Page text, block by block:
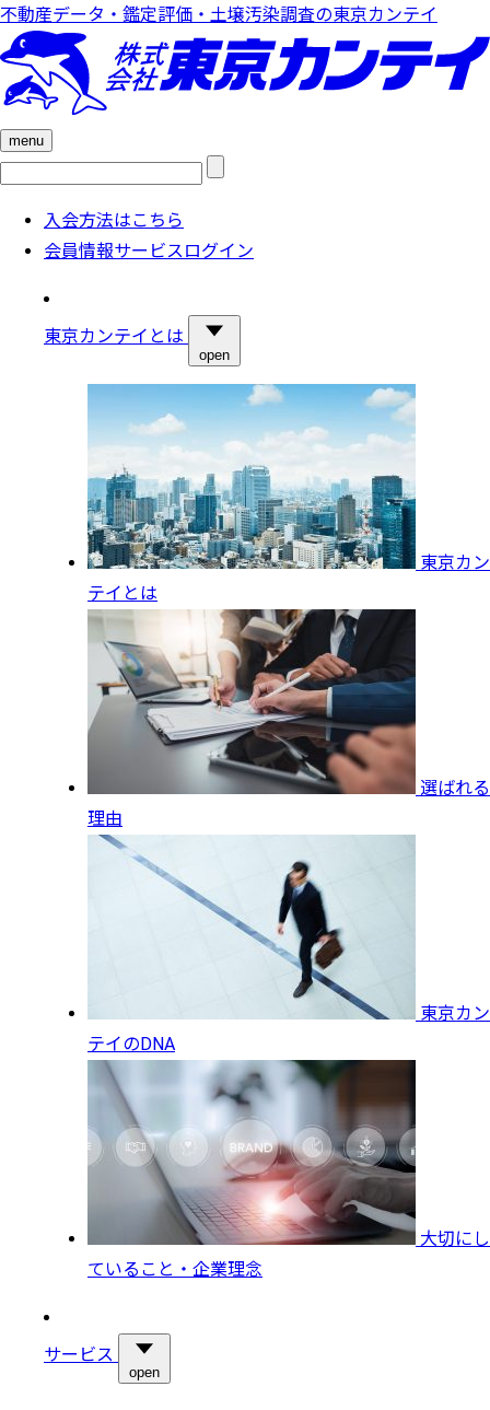
不動産データ・鑑定評価・土壌汚染調査の東京カンテイ
menu
検
入会方法はこちら
会員情報サービスログイン
東京カンテイとは
open
東京カン
テイとは
選ばれる
理由
東京カン
テイのDNA
大切にし
ていること・企業理念
サービス
open